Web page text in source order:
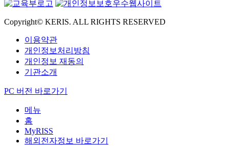
Copyright© KERIS. ALL RIGHTS RESERVED
이용약관
개인정보처리방침
개인정보 재동의
기관소개
PC 버전 바로가기
메뉴
홈
MyRISS
해외전자정보 바로가기